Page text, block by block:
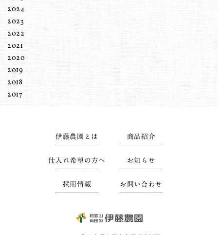
2024
2023
2022
2021
2020
2019
2018
2017
伊藤農園とは 商品紹介
仕入れ希望の方へ お知らせ
採用情報 お問い合わせ